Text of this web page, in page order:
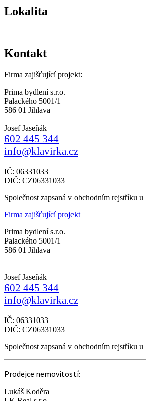
Lokalita
Kontakt
Firma zajišťující projekt:
Prima bydlení s.r.o.
Palackého 5001/1
586 01 Jihlava
Josef Jaseňák
602 445 344
info@klavirka.cz
IČ: 06331033
DIČ: CZ06331033
Společnost zapsaná v obchodním rejstříku
Firma zajišťující projekt
Prima bydlení s.r.o.
Palackého 5001/1
586 01 Jihlava
Josef Jaseňák
602 445 344
info@klavirka.cz
IČ: 06331033
DIČ: CZ06331033
Společnost zapsaná v obchodním rejstříku
Prodejce nemovitostí:
Lukáš Koděra